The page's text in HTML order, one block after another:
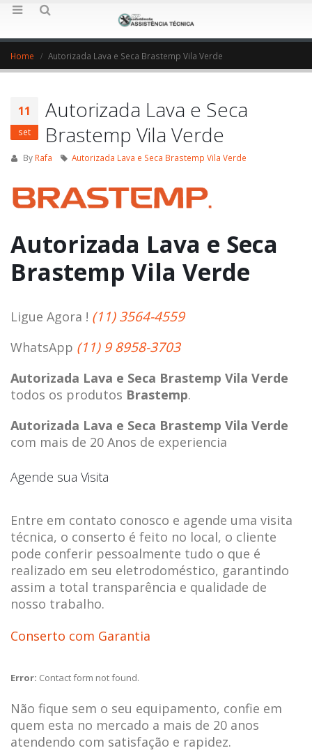
Home Autorizada Lava e Seca Brastemp Vila Verde
11
set
Autorizada Lava e Seca
Brastemp Vila Verde
By Rafa Autorizada Lava e Seca Brastemp Vila Verde
Autorizada Lava e Seca
Brastemp Vila Verde
Ligue Agora ! (11) 3564-4559
WhatsApp (11) 9 8958-3703
Autorizada Lava e Seca Brastemp Vila Verde
todos os produtos Brastemp.
Autorizada Lava e Seca Brastemp Vila Verde
com mais de 20 Anos de experiencia
Agende sua Visita
Entre em contato conosco e agende uma visita
técnica, o conserto é feito no local, o cliente
pode conferir pessoalmente tudo o que é
realizado em seu eletrodoméstico, garantindo
assim a total transparência e qualidade de
nosso trabalho.
Conserto com Garantia
Error: Contact form not found.
Não fique sem o seu equipamento, confie em
quem esta no mercado a mais de 20 anos
atendendo com satisfação e rapidez.